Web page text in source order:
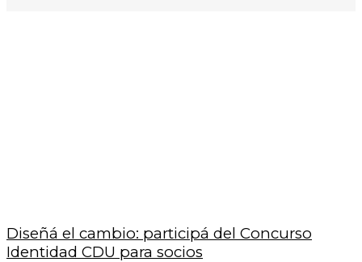
Diseñá el cambio: participá del Concurso
Identidad CDU para socios